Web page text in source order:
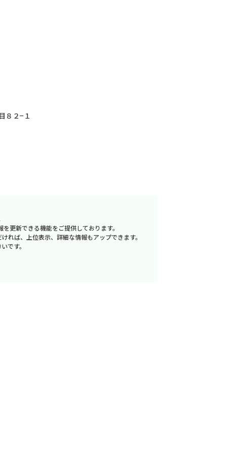
８２−１
更新できる機能をご提供しております。
れば、上位表示、詳細な情報もアップできます。
です。